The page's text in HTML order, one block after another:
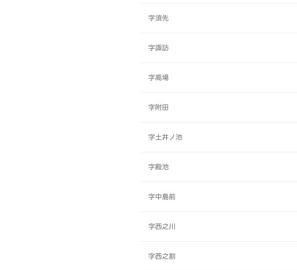
字須先
字諏訪
字高場
字附田
字土井ノ池
字殿池
字中島前
字西之川
字西之割